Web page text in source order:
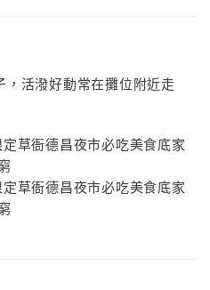
，活潑好動常在攤位附近走